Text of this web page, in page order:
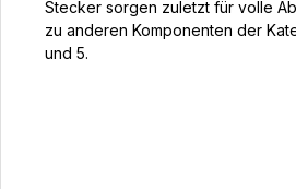
Stecker sorgen zuletzt für volle
zu anderen Komponenten der
und 5.